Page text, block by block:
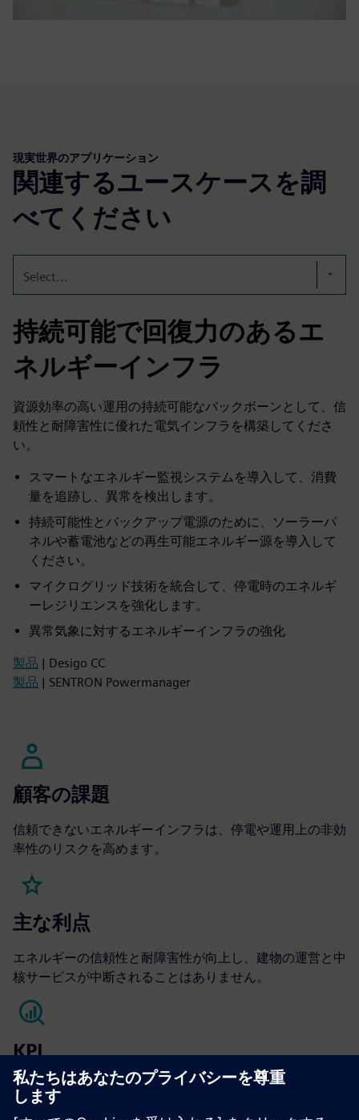
現実世界のアプリケーション
関連するユースケースを調
べてください
Select...
持続可能で回復力のあるエ
ネルギーインフラ
資源効率の高い運用の持続可能なバックボーンとして、信
頼性と耐障害性に優れた電気インフラを構築してくださ
い。
スマートなエネルギー監視システムを導入して、消費
量を追跡し、異常を検出します。
持続可能性とバックアップ電源のために、ソーラーパ
ネルや蓄電池などの再生可能エネルギー源を導入して
ください。
マイクログリッド技術を統合して、停電時のエネルギ
ーレジリエンスを強化します。
異常気象に対するエネルギーインフラの強化
製品 | Desigo CC
製品 | SENTRON Powermanager
顧客の課題
信頼できないエネルギーインフラは、停電や運用上の非効
率性のリスクを高めます。
主な利点
エネルギーの信頼性と耐障害性が向上し、建物の運営と中
核サービスが中断されることはありません。
KPI
NOI